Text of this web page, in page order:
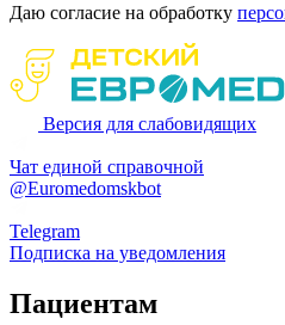
Даю согласие на обработку
Версия для слабовидящих
Чат единой справочной
@Euromedomskbot
Telegram
Подписка на уведомления
Пациентам